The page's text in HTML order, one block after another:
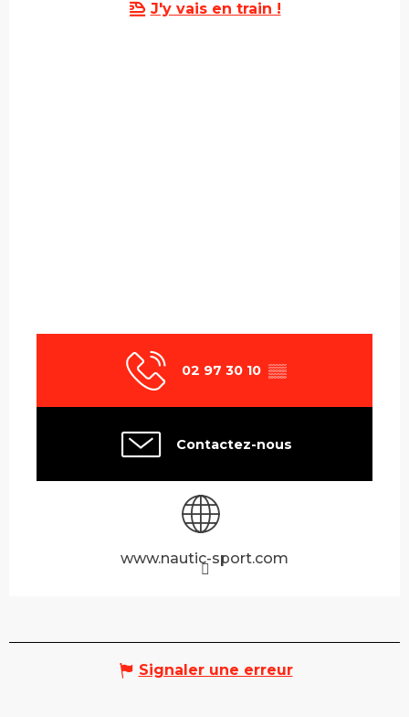
J'y vais en train !
02 97 30 10 ▒▒
Contactez-nous
www.nautic-sport.com
Signaler une erreur